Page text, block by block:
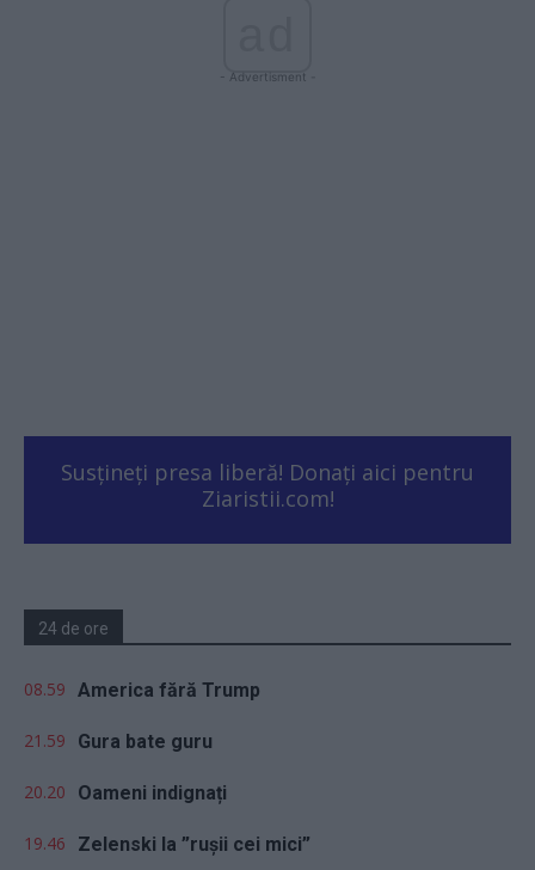
- Advertisment -
Susțineți presa liberă! Donați aici pentru
Ziaristii.com!
24 de ore
08.59 America fără Trump
21.59 Gura bate guru
20.20 Oameni indignați
19.46 Zelenski la ”rușii cei mici”